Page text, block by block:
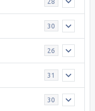
30
26
31
30